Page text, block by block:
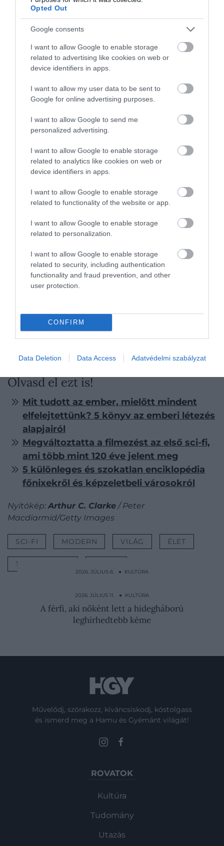
Opted Out
Google consents
I want to allow Google to enable storage
related to advertising like cookies on web or
device identifiers in apps.
I want to allow my user data to be sent to
Google for online advertising purposes.
I want to allow Google to send me
personalized advertising.
I want to allow Google to enable storage
related to analytics like cookies on web or
device identifiers in apps.
I want to allow Google to enable storage
related to functionality of the website or app.
I want to allow Google to enable storage
related to personalization.
I want to allow Google to enable storage
related to security, including authentication
functionality and fraud prevention, and other
user protection.
CONFIRM
Data Deletion Data Access Adatvédelmi szabályzat
Lehet, hogy az emberiség csak egy
lépcsőfok valami nagyobb felé.
Ez a gondolat ma, az AI gyors fejlődése mellett
különösen élesen hat. Clarke természetesen nem
talált el mindent. Beszélt azonnali nyelvtanulásról,
emlékek törléséről vagy olyan gépekről, amelyek
tárgyakat képesek tökéletesen lemásolni. Ezek egy
részük új formában, más technológiákban bukkan
Illusztráció
Ő maga sem hitt a pontos jóslatokban,
részben kiszámíthatatlan marad.
Olvasd el ezt is!
Mit tudott az ember, mielőtt mindent
elfelejtettünk? 5 könyv az emberi létezés
alapjairól
Megváltoztatta a filmezést az első sci-fi,
ami több mint 120 éve jelent meg
5 különleges és szokatlan enciklopédia
főnixekről és képzeletbeli városokról
Nyitókép:Arthur C. Clarke/ Peter
Macdiarmid/Getty Images
SCI-FI MODERN VILÁG ÉLET
TÁRSADALOM
2026. JÚLIUS 6. ● KULTÚRA
van
2026. JÚLIUS 11. ● KULTÚRA
A férfi, aki nőként lett a hidegháború
leghírhedtebb kéme
Művelődj, szórakozz, kíváncsiskodj, kóstolgass
és ismerd meg a Hamu és Gyémánt világát!
ROVATOK
Kultúra
Tudomány
Utazás